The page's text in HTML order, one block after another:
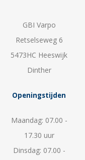
GBI Varpo
Retselseweg 6
5473HC Heeswijk
Dinther
Openingstijden
Maandag: 07.00 -
17.30 uur
Dinsdag: 07.00 -